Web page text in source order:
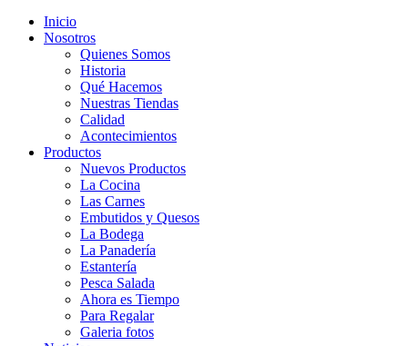
Inicio
Nosotros
Quienes Somos
Historia
Qué Hacemos
Nuestras Tiendas
Calidad
Acontecimientos
Productos
Nuevos Productos
La Cocina
Las Carnes
Embutidos y Quesos
La Bodega
La Panadería
Estantería
Pesca Salada
Ahora es Tiempo
Para Regalar
Galeria fotos